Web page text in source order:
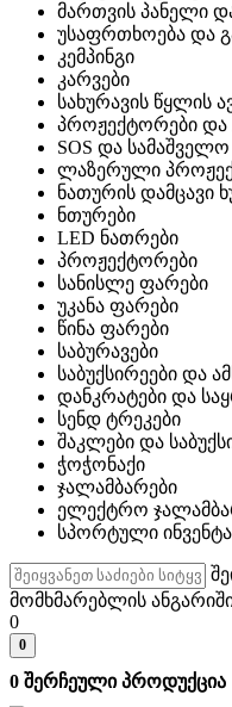
მართვის პანელი
უსაფრთხოება და
კემპინგი
კარვები
სახურავის წყლის
პროჟექტორები და
SOS და სამაშველო
ლაზერული
ნათურის დამცავი
ნთურები
LED ნათრები
პროჟექტორები
სანისლე ფარები
უკანა ფარები
წინა ფარები
საბურავები
საბუქსირეები და
დანკრატები და
სენდ ტრეკები
შაკლები და
ჭოჭონაქი
ჯალამბარები
ელექტრო
სპორტული
მომხმარებლის
0
0
0 შერჩეული პროდუქცია